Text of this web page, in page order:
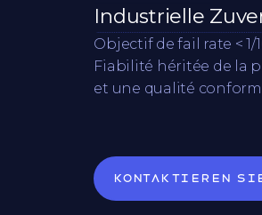
Industrielle
Objectif de fail rate < 1/
Fiabilité héritée de la
et une qualité
Kontaktieren